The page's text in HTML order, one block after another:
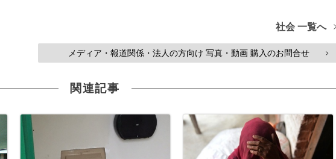
社会 一覧へ
メディア・報道関係・法人の方向け 写真・動画 購入のお問合せ >
関連記事